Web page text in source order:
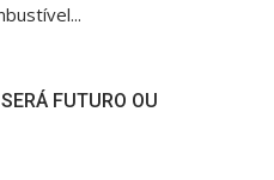
FUTURO OU